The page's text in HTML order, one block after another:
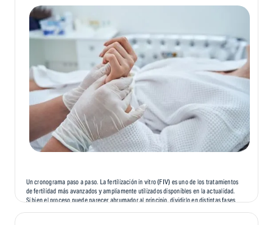
Un cronograma paso a paso. La fertilización in vitro (FIV) es uno de los tratamientos
de fertilidad más avanzados y ampliamente utilizados disponibles en la actualidad.
Si bien el proceso puede parecer abrumador al principio, dividirlo en distintas fases